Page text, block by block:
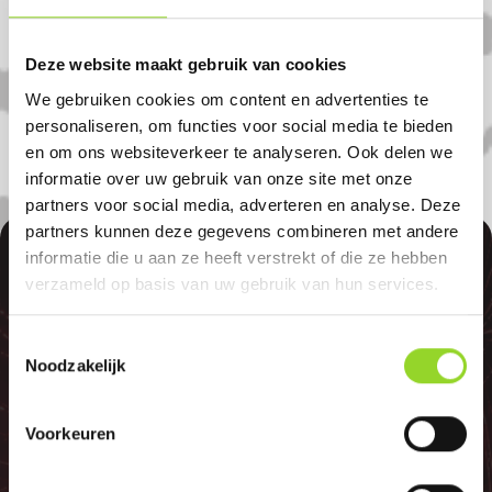
Deze website maakt gebruik van cookies
We gebruiken cookies om content en advertenties te
personaliseren, om functies voor social media te bieden
en om ons websiteverkeer te analyseren. Ook delen we
informatie over uw gebruik van onze site met onze
partners voor social media, adverteren en analyse. Deze
partners kunnen deze gegevens combineren met andere
informatie die u aan ze heeft verstrekt of die ze hebben
verzameld op basis van uw gebruik van hun services.
Noodzakelijk
Voorkeuren
Kapel avezaath. U bent van harte welkom!
Ingen , Lienden of Kesteren komt.
100%
GELD TERUG